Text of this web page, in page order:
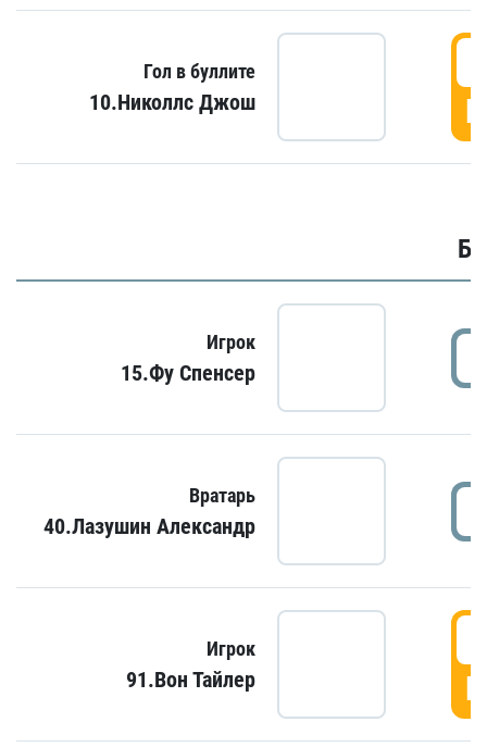
Гол в буллите
10.Николлс Джош
Игрок
15.Фу Спенсер
Вратарь
40.Лазушин Александр
Игрок
91.Вон Тайлер